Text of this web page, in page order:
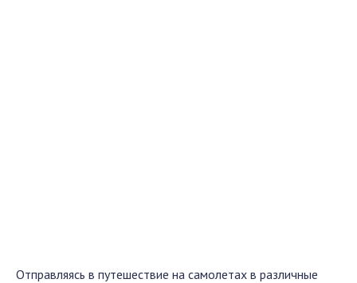
Отправляясь в путешествие на самолетах в различные